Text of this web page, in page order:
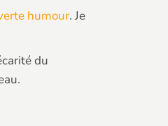
humour. Je
du